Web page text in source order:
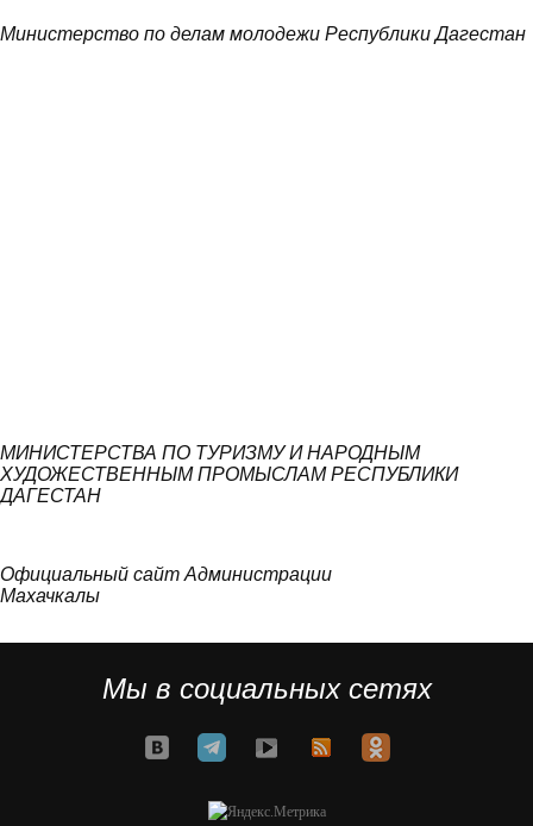
Министерство по делам молодежи Республики Дагестан
МИНИСТЕРСТВА ПО ТУРИЗМУ И НАРОДНЫМ
ХУДОЖЕСТВЕННЫМ ПРОМЫСЛАМ РЕСПУБЛИКИ
ДАГЕСТАН
Официальный сайт Администрации
Махачкалы
Мы в социальных сетях